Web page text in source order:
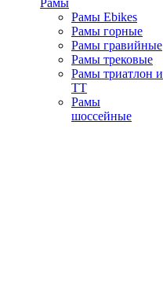
Рамы
Рамы Ebikes
Рамы горные
Рамы гравийные
Рамы трековые
Рамы триатлон и
ТТ
Рамы
шоссейные